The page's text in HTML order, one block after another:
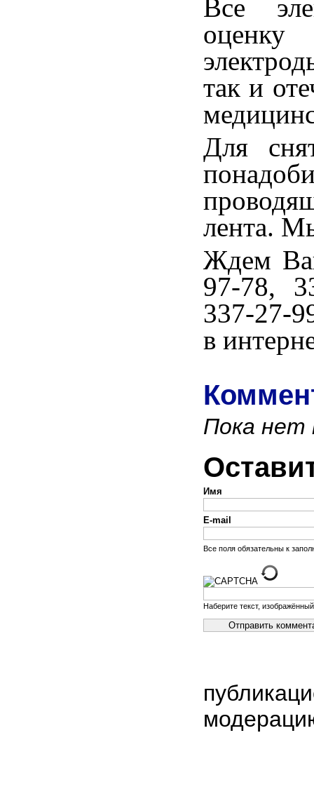
Все
так и
Для
лента.
Ждем
97-78,
337-27-
в
Пока нет
Имя
E-mail
Все поля обязательны к
Наберите текст,